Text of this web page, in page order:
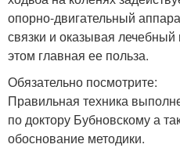
опорно-двигательный
связки и оказывая
этом главная ее польза.
Обязательно посмотрите:
Правильная техника
по доктору Бубновскому а
обоснование методики.